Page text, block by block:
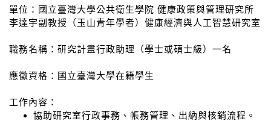
單位：國立臺灣大學公共衛生學院 健康政策與管理研究所
李達宇副教授（玉山青年學者）健康經濟與人工智慧研究室
職務名稱：研究計畫行政助理（學士或碩士級）一名
應徵資格：國立臺灣大學在籍學生
工作內容：
協助研究室行政事務、帳務管理、出納與核銷流程。